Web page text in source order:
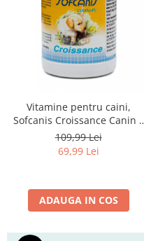
Vitamine pentru caini,
Sofcanis Croissance Canin x
50 comprimate
109,99 Lei
69,99 Lei
ADAUGA IN COS